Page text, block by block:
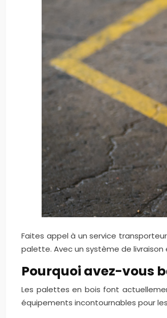
Faites appel à un service
palette. Avec un système de livraison
Pourquoi avez-vous
Les palettes en bois font
équipements incontournables pour